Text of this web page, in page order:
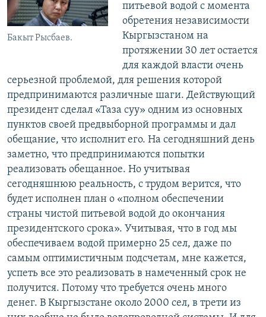
Бакыт Рысбаев.
питьевой водой с момента
обретения независимости
Кыргызстаном на
протяжении 30 лет остается
для каждой власти очень
серьезной проблемой, для решения которой
предпринимаются различные шаги. Действующий
президент сделал «Таза суу» одним из основных
пунктов своей предвыборной программы и дал
обещание, что исполнит его. На сегодняшний день
заметно, что предпринимаются попытки
реализовать обещанное. Но учитывая
сегодняшнюю реальность, с трудом верится, что
будет исполнен план о «полном обеспечении
страны чистой питьевой водой до окончания
президентского срока». Учитывая, что в год мы
обеспечиваем водой примерно 25 сел, даже по
самым оптимистичным подсчетам, мне кажется,
успеть все это реализовать в намеченный срок не
получится. Потому что требуется очень много
денег. В Кыргызстане около 2000 сел, в трети из